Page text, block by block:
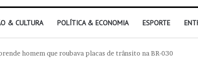
& CULTURA POLÍTICA & ECONOMIA ESPORTE
homem que roubava placas de trânsito na BR-030